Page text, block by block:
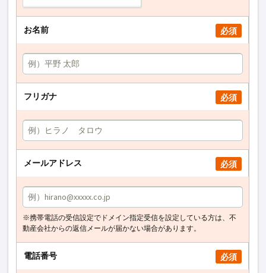
お名前 必須
フリガナ 必須
メールアドレス 必須
※携帯電話の受信設定でドメイン指定受信を設定している方は、不
動産会社からの返信メールが届かない場合があります。
電話番号 必須